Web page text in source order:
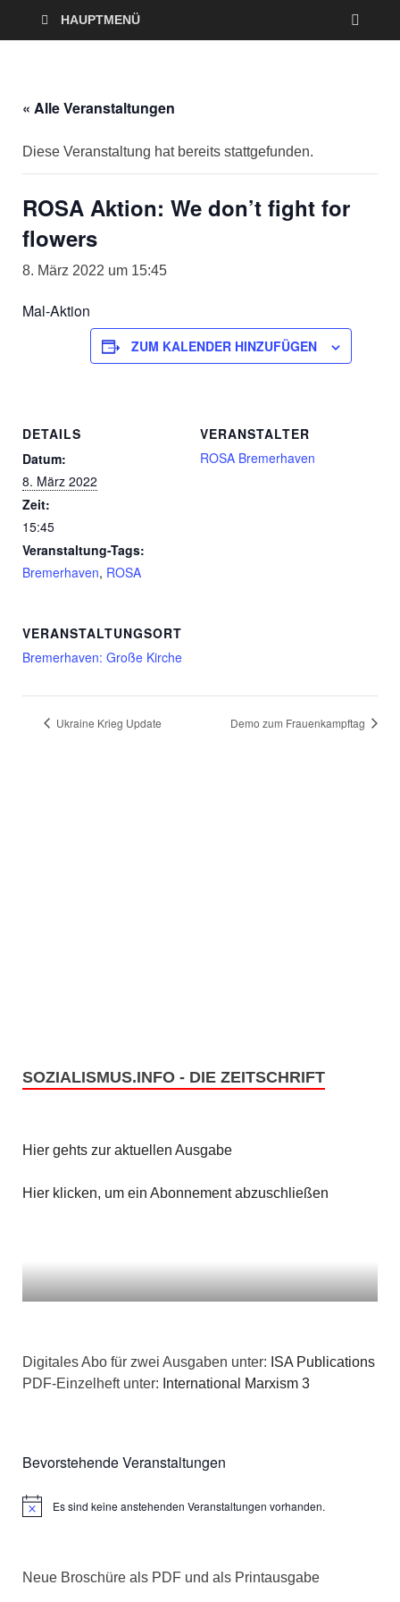
HAUPTMENÜ
« Alle Veranstaltungen
Diese Veranstaltung hat bereits stattgefunden.
ROSA Aktion: We don’t fight for
flowers
8. März 2022 um 15:45
Mal-Aktion
ZUM KALENDER HINZUFÜGEN
DETAILS
Datum:
8. März 2022
Zeit:
15:45
Veranstaltung-Tags:
Bremerhaven, ROSA
VERANSTALTER
ROSA Bremerhaven
VERANSTALTUNGSORT
Bremerhaven: Große Kirche
Ukraine Krieg Update Demo zum Frauenkampftag
SOZIALISMUS.INFO - DIE ZEITSCHRIFT
Hier gehts zur aktuellen Ausgabe
Hier klicken, um ein Abonnement abzuschließen
Digitales Abo für zwei Ausgaben unter: ISA Publications
PDF-Einzelheft unter: International Marxism 3
Bevorstehende Veranstaltungen
HinweisEs sind keine anstehenden Veranstaltungen vorhanden.
Neue Broschüre als PDF und als Printausgabe